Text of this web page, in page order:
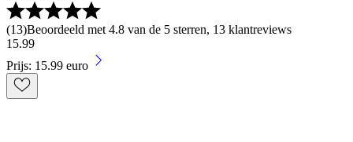
(13)Beoordeeld met 4.8 van de 5 sterren, 13 klantreviews
15.99
Prijs: 15.99 euro